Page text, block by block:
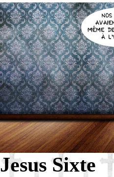
Jesus Sixte